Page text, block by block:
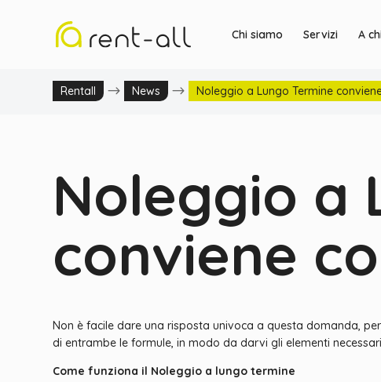
Chi siamo Servizi A
Rentall $ News $ Noleggio a Lungo Termine
Noleggio a
conviene
Non è facile dare una risposta univoca a questa domanda,
di entrambe le formule, in modo da darvi gli elementi
Come funziona il Noleggio a lungo termine